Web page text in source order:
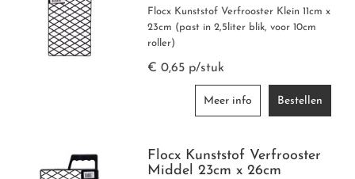
Flocx Kunststof Verfrooster Klein 11cm x
23cm (past in 2,5liter blik, voor 10cm
roller)
€ 0,65 p/stuk
Meer info Bestellen
Flocx Kunststof Verfrooster
Middel 23cm x 26cm